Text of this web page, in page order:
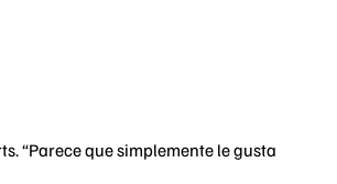
“Parece que simplemente le gusta